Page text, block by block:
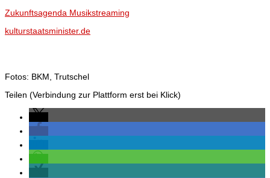
Zukunftsagenda Musikstreaming
kulturstaatsminister.de
Fotos: BKM, Trutschel
Teilen (Verbindung zur Plattform erst bei Klick)